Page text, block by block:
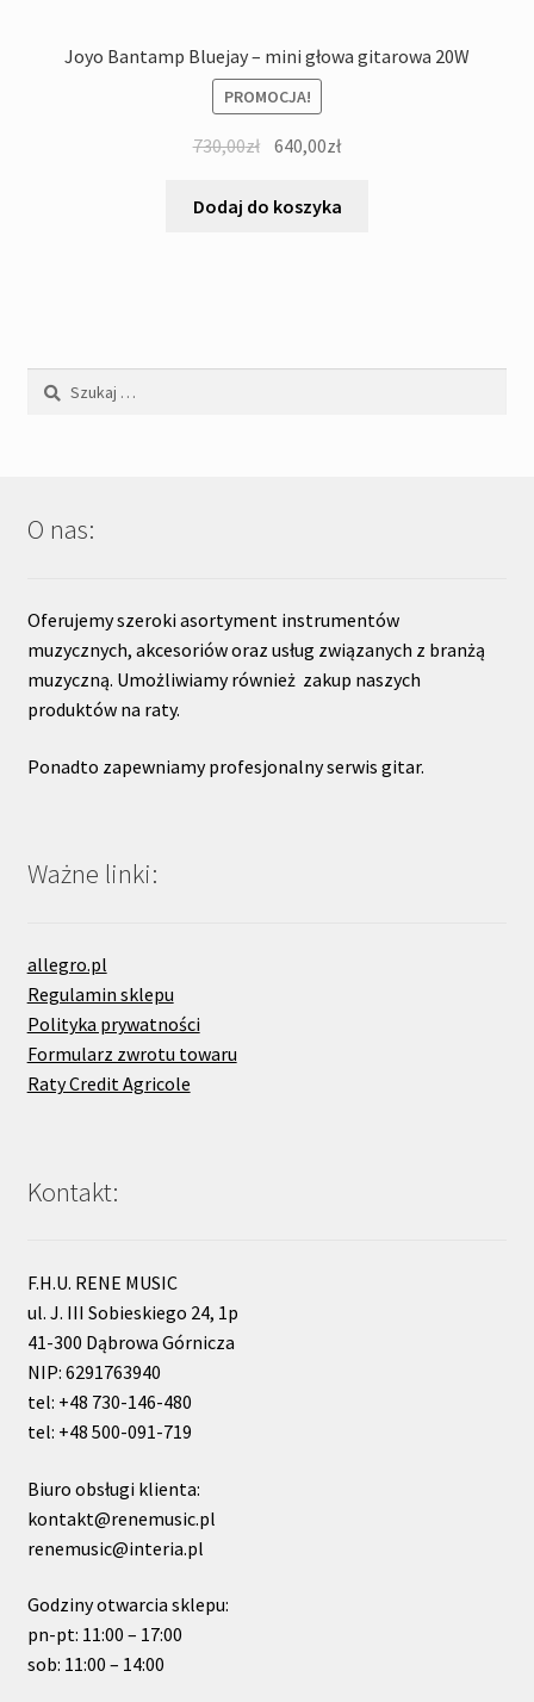
Joyo Bantamp Bluejay – mini głowa gitarowa 20W
PROMOCJA!
730,00zł Pierwotna
wynosiła:
640,00złAktualna
wynosi:
Dodaj do koszyka
Szukaj:
O nas:
Oferujemy szeroki asortyment instrumentów
muzycznych, akcesoriów oraz usług związanych z branżą
muzyczną. Umożliwiamy również zakup naszych
produktów na raty.
Ponadto zapewniamy profesjonalny serwis gitar.
Ważne linki:
allegro.pl
Regulamin sklepu
Polityka prywatności
Formularz zwrotu towaru
Raty Credit Agricole
Kontakt:
F.H.U. RENE MUSIC
ul. J. III Sobieskiego 24, 1p
41-300 Dąbrowa Górnicza
NIP: 6291763940
tel: +48 730-146-480
tel: +48 500-091-719
Biuro obsługi klienta:
kontakt@renemusic.pl
renemusic@interia.pl
Godziny otwarcia sklepu:
pn-pt: 11:00 – 17:00
sob: 11:00 – 14:00